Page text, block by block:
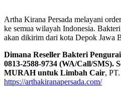
Artha Kirana Persada melayani
ke semua wilayah Indonesia.
akan dikirim dari kota Depok Jawa
Dimana Reseller Bakteri
0813-2588-9734 (WA/Call/SMS).
MURAH untuk Limbah Cair,
https://arthakiranapersada.com/